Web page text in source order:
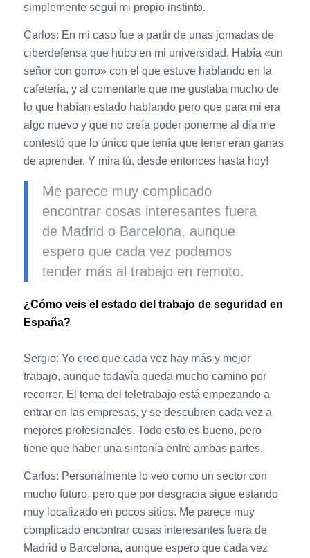
simplemente seguí mi propio instinto.
Carlos: En mi caso fue a partir de unas jornadas de
ciberdefensa que hubo en mi universidad. Había «un
señor con gorro» con el que estuve hablando en la
cafetería, y al comentarle que me gustaba mucho de
lo que habían estado hablando pero que para mi era
algo nuevo y que no creía poder ponerme al día me
contestó que lo único que tenía que tener eran ganas
de aprender. Y mira tú, desde entonces hasta hoy!
Me parece muy complicado
encontrar cosas interesantes fuera
de Madrid o Barcelona, aunque
espero que cada vez podamos
tender más al trabajo en remoto.
¿Cómo veis el estado del trabajo de seguridad en
España?
Sergio: Yo creo que cada vez hay más y mejor
trabajo, aunque todavía queda mucho camino por
recorrer. El tema del teletrabajo está empezando a
entrar en las empresas, y se descubren cada vez a
mejores profesionales. Todo esto es bueno, pero
tiene que haber una sintonía entre ambas partes.
Carlos: Personalmente lo veo como un sector con
mucho futuro, pero que por desgracia sigue estando
muy localizado en pocos sitios. Me parece muy
complicado encontrar cosas interesantes fuera de
Madrid o Barcelona, aunque espero que cada vez